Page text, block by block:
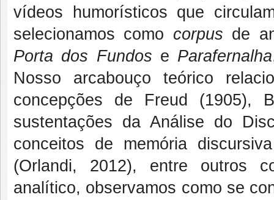
vídeos humorísticos que
selecionamos como corpus de
Porta dos Fundos e Parafernalha
Nosso arcabouço teórico
concepções de Freud (1905),
sustentações da Análise do
conceitos de memória
(Orlandi, 2012), entre outros
analítico, observamos como se